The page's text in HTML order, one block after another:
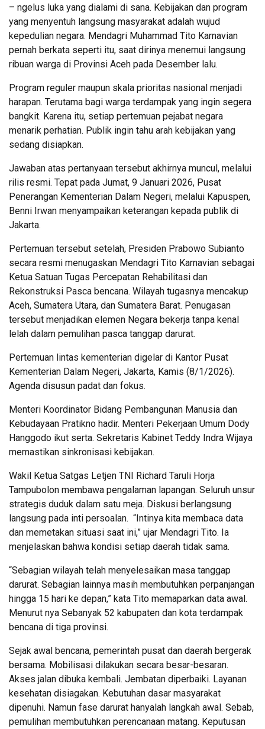
– ngelus luka yang dialami di sana. Kebijakan dan program
yang menyentuh langsung masyarakat adalah wujud
kepedulian negara. Mendagri Muhammad Tito Karnavian
pernah berkata seperti itu, saat dirinya menemui langsung
ribuan warga di Provinsi Aceh pada Desember lalu.
Program reguler maupun skala prioritas nasional menjadi
harapan. Terutama bagi warga terdampak yang ingin segera
bangkit. Karena itu, setiap pertemuan pejabat negara
menarik perhatian. Publik ingin tahu arah kebijakan yang
sedang disiapkan.
Jawaban atas pertanyaan tersebut akhirnya muncul, melalui
rilis resmi. Tepat pada Jumat, 9 Januari 2026, Pusat
Penerangan Kementerian Dalam Negeri, melalui Kapuspen,
Benni Irwan menyampaikan keterangan kepada publik di
Jakarta.
Pertemuan tersebut setelah, Presiden Prabowo Subianto
secara resmi menugaskan Mendagri Tito Karnavian sebagai
Ketua Satuan Tugas Percepatan Rehabilitasi dan
Rekonstruksi Pasca bencana. Wilayah tugasnya mencakup
Aceh, Sumatera Utara, dan Sumatera Barat. Penugasan
tersebut menjadikan elemen Negara bekerja tanpa kenal
lelah dalam pemulihan pasca tanggap darurat.
Pertemuan lintas kementerian digelar di Kantor Pusat
Kementerian Dalam Negeri, Jakarta, Kamis (8/1/2026).
Agenda disusun padat dan fokus.
Menteri Koordinator Bidang Pembangunan Manusia dan
Kebudayaan Pratikno hadir. Menteri Pekerjaan Umum Dody
Hanggodo ikut serta. Sekretaris Kabinet Teddy Indra Wijaya
memastikan sinkronisasi kebijakan.
Wakil Ketua Satgas Letjen TNI Richard Taruli Horja
Tampubolon membawa pengalaman lapangan. Seluruh unsur
strategis duduk dalam satu meja. Diskusi berlangsung
langsung pada inti persoalan. “Intinya kita membaca data
dan memetakan situasi saat ini,” ujar Mendagri Tito. Ia
menjelaskan bahwa kondisi setiap daerah tidak sama.
“Sebagian wilayah telah menyelesaikan masa tanggap
darurat. Sebagian lainnya masih membutuhkan perpanjangan
hingga 15 hari ke depan,” kata Tito memaparkan data awal.
Menurut nya Sebanyak 52 kabupaten dan kota terdampak
bencana di tiga provinsi.
Sejak awal bencana, pemerintah pusat dan daerah bergerak
bersama. Mobilisasi dilakukan secara besar-besaran.
Akses jalan dibuka kembali. Jembatan diperbaiki. Layanan
kesehatan disiagakan. Kebutuhan dasar masyarakat
dipenuhi. Namun fase darurat hanyalah langkah awal. Sebab,
pemulihan membutuhkan perencanaan matang. Keputusan